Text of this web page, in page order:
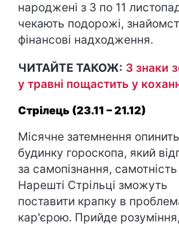
народжені з 3 по 11
чекають подорожі,
фінансові надходження.
ЧИТАЙТЕ ТАКОЖ: 3 знаки
у травні пощастить у
Стрілець (23.11 – 21.12)
Місячне затемнення
будинку гороскопа, який
за самопізнання,
Нарешті Стрільці зможуть
поставити крапку в
кар'єрою. Прийде розуміння,